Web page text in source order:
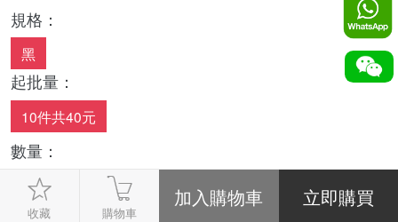
規格：
黑
起批量：
10件共40元
數量：
-
+
收藏 購物車